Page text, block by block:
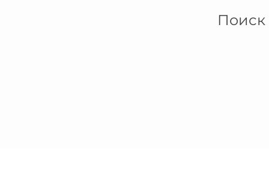
Поиск